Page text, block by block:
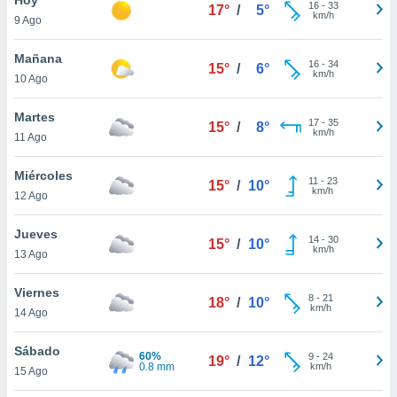
en
más
nuestra
de
cookies
aceptar
9 Ago
17° / 5° 16- 33
km/h
Mañana
10 Ago
15° / 6° 16- 34
km/h
Martes
11 Ago
15° / 8° 17- 35
km/h
Miércoles
12 Ago
15° / 10° 11 - 23
km/h
Jueves
13 Ago
15° / 10° 14- 30
km/h
Viernes
14 Ago
18° / 10° 8- 21
km/h
Sábado
15 Ago
60%
0.8 mm
19° / 12° 9- 24
km/h